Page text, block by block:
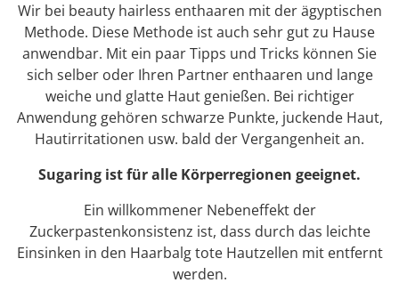
Wir bei beauty hairless enthaaren mit der ägyptischen
Methode. Diese Methode ist auch sehr gut zu Hause
anwendbar. Mit ein paar Tipps und Tricks können Sie
sich selber oder Ihren Partner enthaaren und lange
weiche und glatte Haut genießen. Bei richtiger
Anwendung gehören schwarze Punkte, juckende Haut,
Hautirritationen usw. bald der Vergangenheit an.
Sugaring ist für alle Körperregionen geeignet.
Ein willkommener Nebeneffekt der
Zuckerpastenkonsistenz ist, dass durch das leichte
Einsinken in den Haarbalg tote Hautzellen mit entfernt
werden.